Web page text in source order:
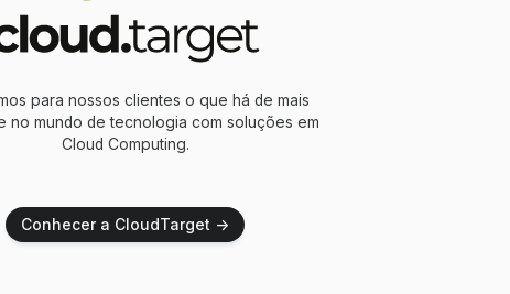
para nossos clientes o que há de mais
no mundo de tecnologia com soluções em
Cloud Computing.
Conhecer a CloudTarget →
Conhecer a CloudTarget →